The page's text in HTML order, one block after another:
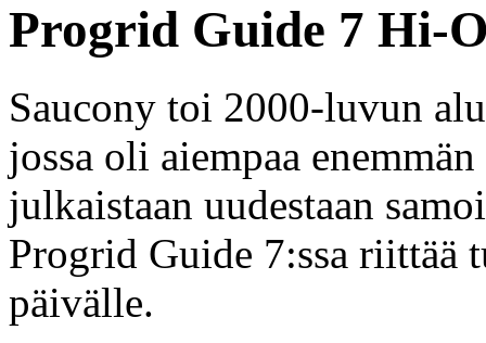
Progrid Guide 7 Hi-
Saucony toi 2000-luvun
jossa oli aiempaa
julkaistaan uudestaan
Progrid Guide 7:ssa riittää
päivälle.